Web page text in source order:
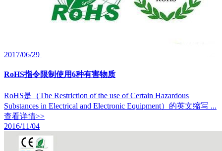
2017/06/29
RoHS指令限制使用6种有害物质
RoHS是（The Restriction of the use of Certain Hazardous
Substances in Electrical and Electronic Equipment）的英文缩写 ...
查看详情>>
2016/11/04